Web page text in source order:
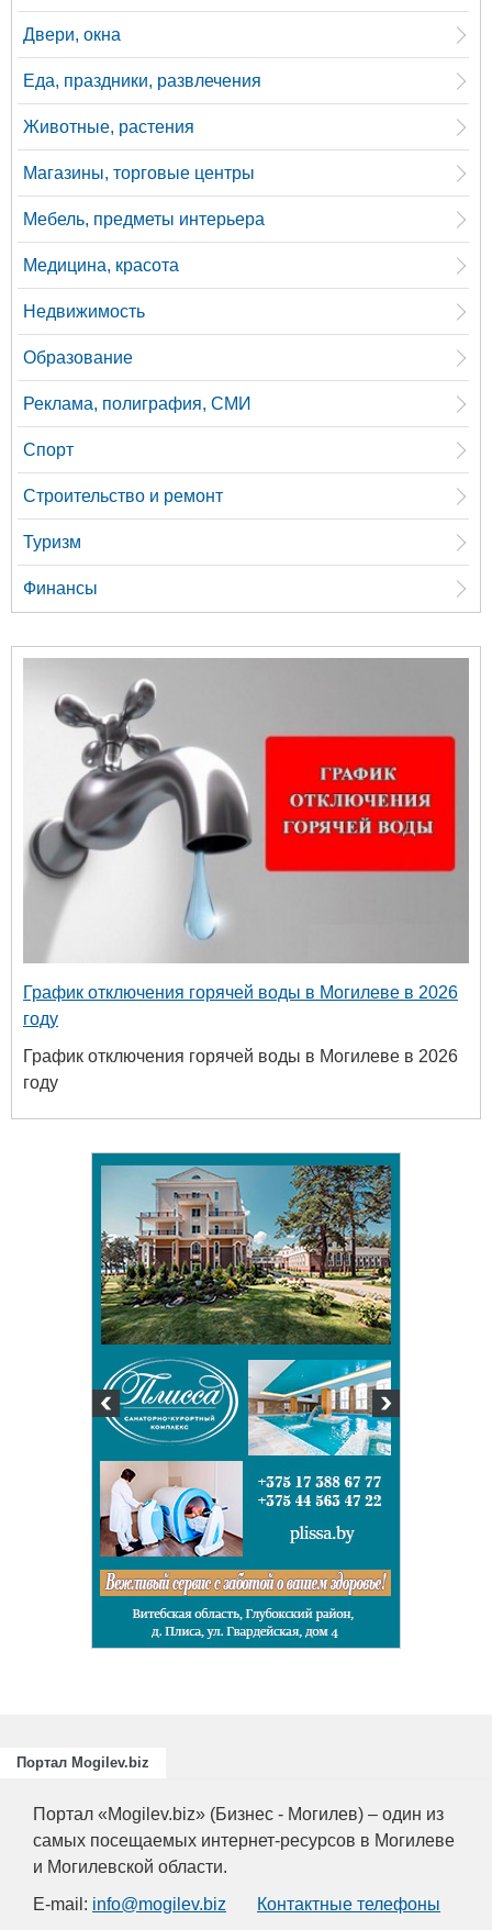
Двери, окна
Еда, праздники, развлечения
Животные, растения
Магазины, торговые центры
Мебель, предметы интерьера
Медицина, красота
Недвижимость
Образование
Реклама, полиграфия, СМИ
Спорт
Строительство и ремонт
Туризм
Финансы
График отключения горячей воды в Могилеве в 2026
году
График отключения горячей воды в Могилеве в 2026
году
Портал Mogilev.biz
Портал «Mogilev.biz» (Бизнес - Могилев) – один из
самых посещаемых интернет-ресурсов в Могилеве
и Могилевской области.
E-mail: info@mogilev.biz Контактные телефоны